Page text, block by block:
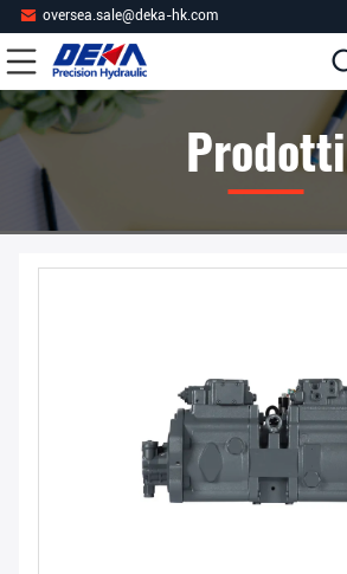
oversea.sale@deka-hk.com
Prodotti